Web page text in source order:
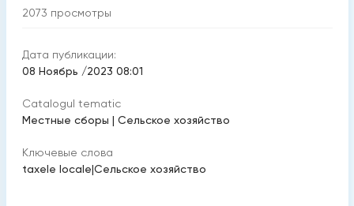
2073 просмотры
Дата публикации:
08 Ноябрь /2023 08:01
Catalogul tematic
Местные сборы | Cельское хозяйство
Ключевые слова
taxele locale|Cельское хозяйство